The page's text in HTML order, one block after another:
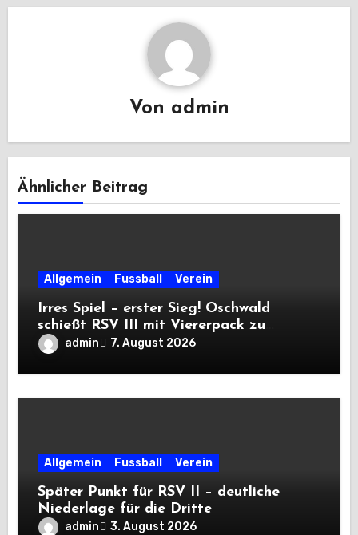
Von admin
Ähnlicher Beitrag
Allgemein Fussball Verein
Irres Spiel – erster Sieg! Oschwald
schießt RSV III mit Viererpack zu
Premiere
admin 7. August 2026
Allgemein Fussball Verein
Später Punkt für RSV II – deutliche
Niederlage für die Dritte
admin 3. August 2026